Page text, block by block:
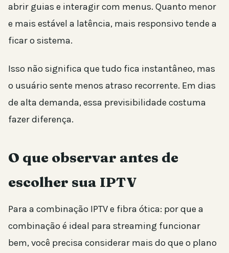
abrir guias e interagir com menus. Quanto menor
e mais estável a latência, mais responsivo tende a
ficar o sistema.
Isso não significa que tudo fica instantâneo, mas
o usuário sente menos atraso recorrente. Em dias
de alta demanda, essa previsibilidade costuma
fazer diferença.
O que observar antes de
escolher sua IPTV
Para a combinação IPTV e fibra ótica: por que a
combinação é ideal para streaming funcionar
bem, você precisa considerar mais do que o plano